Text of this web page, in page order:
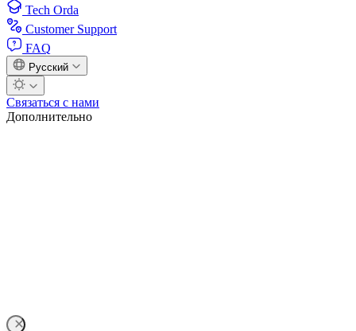
Tech Orda
Customer Support
FAQ
Русский
Связаться с нами
Дополнительно